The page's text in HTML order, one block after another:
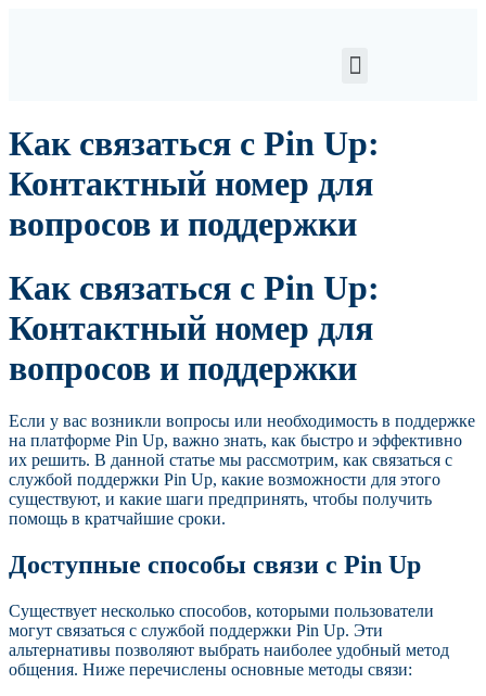
Как связаться с Pin Up:
Контактный номер для
вопросов и поддержки
Как связаться с Pin Up:
Контактный номер для
вопросов и поддержки
Если у вас возникли вопросы или необходимость в поддержке
на платформе Pin Up, важно знать, как быстро и эффективно
их решить. В данной статье мы рассмотрим, как связаться с
службой поддержки Pin Up, какие возможности для этого
существуют, и какие шаги предпринять, чтобы получить
помощь в кратчайшие сроки.
Доступные способы связи с Pin Up
Существует несколько способов, которыми пользователи
могут связаться с службой поддержки Pin Up. Эти
альтернативы позволяют выбрать наиболее удобный метод
общения. Ниже перечислены основные методы связи: